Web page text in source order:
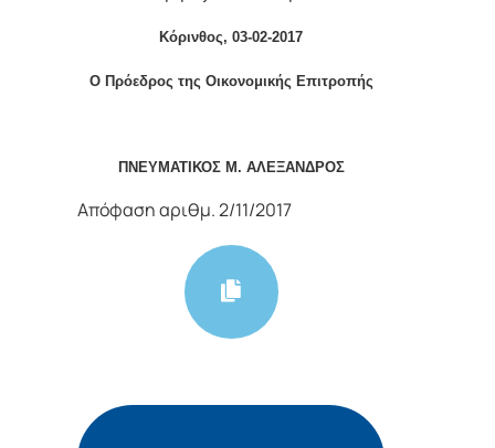
Κόρινθος, 03-02-2017
Ο Πρόεδρος της Οικονομικής Επιτροπής
ΠΝΕΥΜΑΤΙΚΟΣ Μ. ΑΛΕΞΑΝΔΡΟΣ
Απόφαση αριθμ. 2/11/2017